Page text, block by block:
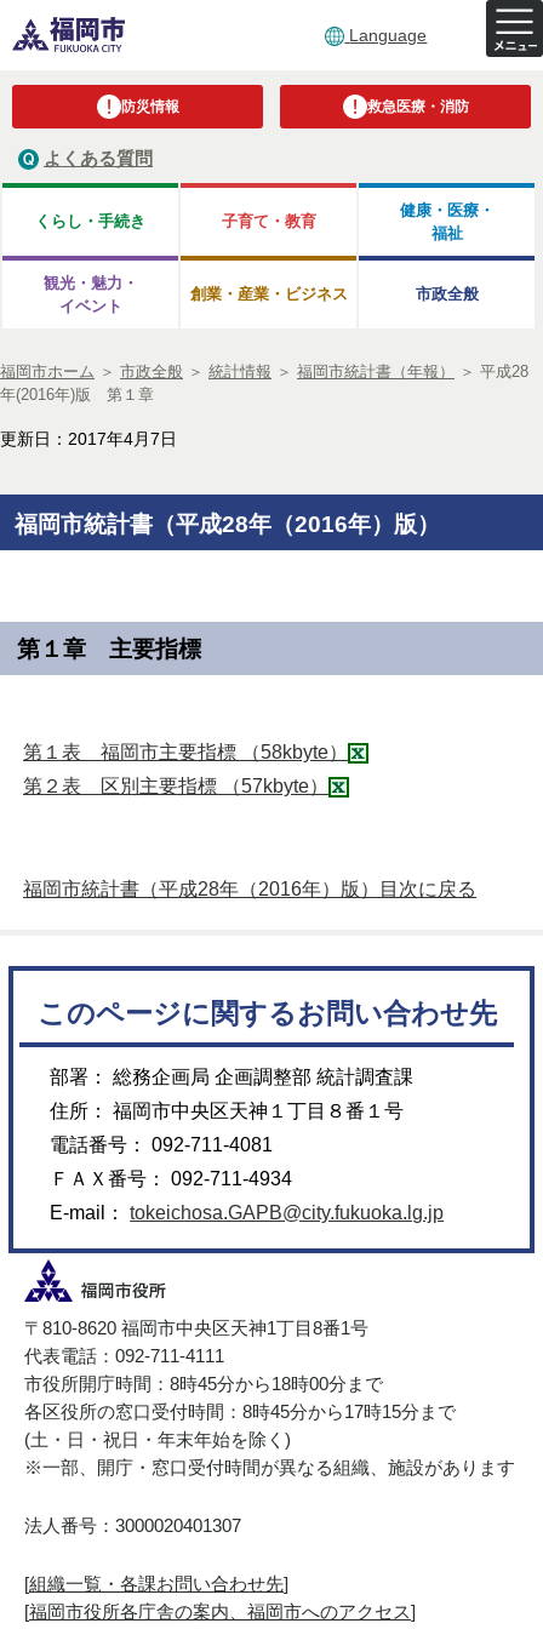
Language
防災情報 救急医療・消防
よくある質問
くらし・手続き 子育て・教育
健康・医療・
福祉
観光・魅力・
イベント
創業・産業・ビジネス 市政全般
福岡市ホーム ＞ 市政全般 ＞ 統計情報 ＞ 福岡市統計書（年報） ＞ 平成28
年(2016年)版 第１章
更新日：2017年4月7日
福岡市統計書（平成28年（2016年）版）
第１章 主要指標
第１表 福岡市主要指標 （58kbyte）
第２表 区別主要指標 （57kbyte）
福岡市統計書（平成28年（2016年）版）目次に戻る
このページに関するお問い合わせ先
部署： 総務企画局 企画調整部 統計調査課
住所： 福岡市中央区天神１丁目８番１号
電話番号： 092-711-4081
ＦＡＸ番号： 092-711-4934
E-mail：tokeichosa.GAPB@city.fukuoka.lg.jp
〒810-8620 福岡市中央区天神1丁目8番1号
代表電話：092-711-4111
市役所開庁時間：8時45分から18時00分まで
各区役所の窓口受付時間：8時45分から17時15分まで
(土・日・祝日・年末年始を除く)
※一部、開庁・窓口受付時間が異なる組織、施設があります
法人番号：3000020401307
[組織一覧・各課お問い合わせ先]
[福岡市役所各庁舎の案内、福岡市へのアクセス]